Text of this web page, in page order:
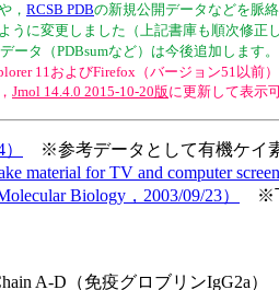
， RCSB PDBの新規公開データなどを脈絡
に変更しました（上記書庫も順次修正し
タ（PDBsumなど）は今後追加します。
11およびFirefox（バージョン51以前）
Jmol 14.4.0 2015-10-20版に更新して表示
※参考データとして有機ケイ
material for TV and computer
Biology，2003/09/23）
※
A-D（免疫グロブリンIgG2a）